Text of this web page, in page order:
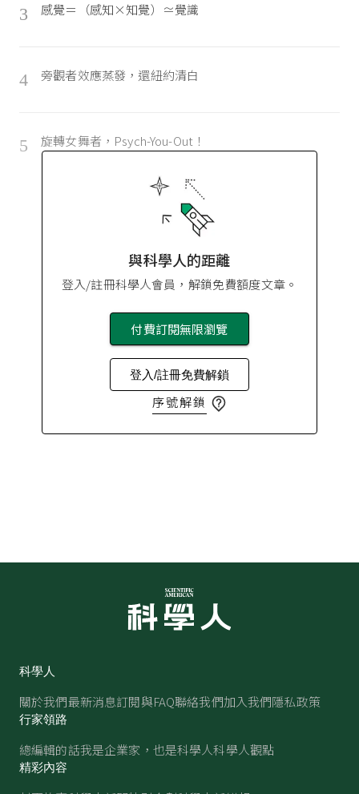
3 感覺＝（感知×知覺）≃覺識
4 旁觀者效應蒸發，還紐約清白
5 旋轉女舞者，Psych-You-Out！
與科學人的距離
登入/註冊科學人會員，解鎖免費額度文章。
付費訂閱無限瀏覽
登入/註冊免費解鎖
序號解鎖
科學人
關於我們最新消息訂閱與FAQ聯絡我們加入我們隱私政策
行家領路
總編輯的話我是企業家，也是科學人科學人觀點
精彩內容